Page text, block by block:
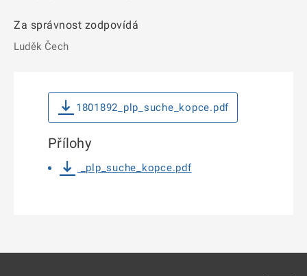
Za správnost zodpovídá
Luděk Čech
1801892_plp_suche_kopce.pdf
Přílohy
_plp_suche_kopce.pdf